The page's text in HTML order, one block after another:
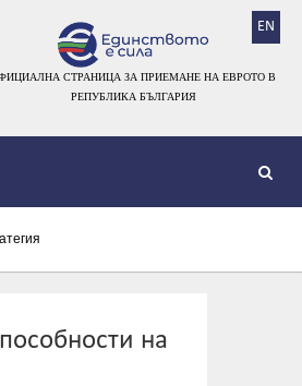
EN
СТРАНИЦА ЗА ПРИЕМАНЕ НА ЕВРОТО В
РЕПУБЛИКА БЪЛГАРИЯ
на